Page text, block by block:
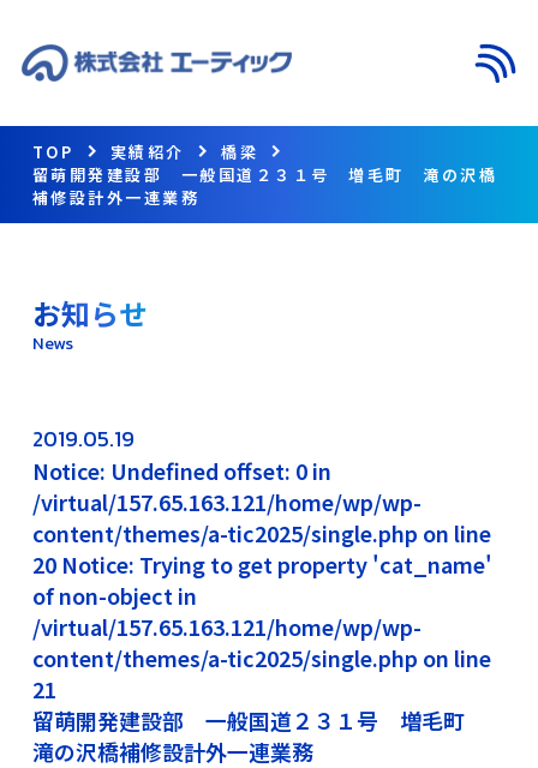
TOP 実績紹介
橋梁
留萌開発建設部 一般国道２３１号 増毛町 滝の沢橋
補修設計外一連業務
お知らせ
News
2019.05.19
Notice: Undefined offset: 0 in
/virtual/157.65.163.121/home/wp/wp-
content/themes/a-tic2025/single.php on line
20 Notice: Trying to get property 'cat_name'
of non-object in
/virtual/157.65.163.121/home/wp/wp-
content/themes/a-tic2025/single.php on line
21
留萌開発建設部 一般国道２３１号 増毛町
滝の沢橋補修設計外一連業務